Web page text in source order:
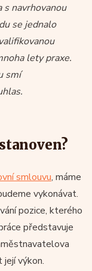
s navrhovanou
se jednalo
lety praxe.
smí
smlouvu, máme
vykonávat.
pozice, kterého
představuje
výkon.